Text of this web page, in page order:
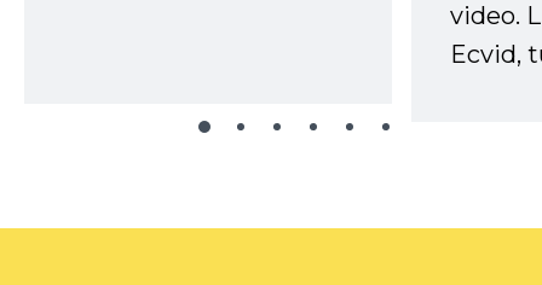
video.
Ecvid,